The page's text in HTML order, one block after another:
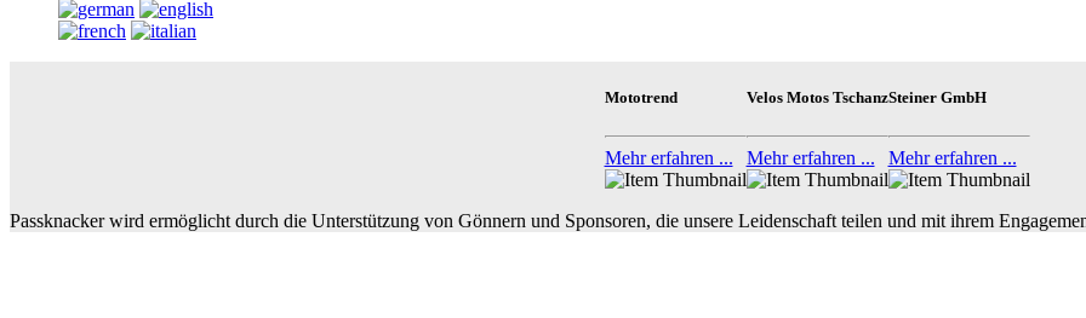
Mototrend
Mehr erfahren ...
Velos Motos Tschanz
Mehr erfahren ...
Steiner GmbH
Mehr erfahren ...
Passknacker wird ermöglicht durch die Unterstützung von Gönnern und Sponsoren, die unsere Leidenschaft teilen und mit ihrem